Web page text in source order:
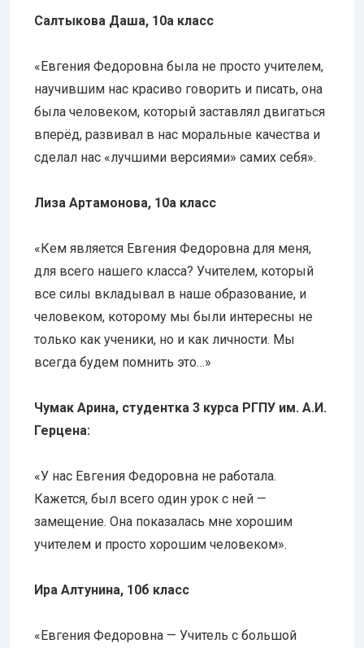
Салтыкова Даша, 10а класс
«Евгения Федоровна была не просто учителем,
научившим нас красиво говорить и писать, она
была человеком, который заставлял двигаться
вперёд, развивал в нас моральные качества и
сделал нас «лучшими версиями» самих себя».
Лиза Артамонова, 10а класс
«Кем является Евгения Федоровна для меня,
для всего нашего класса? Учителем, который
все силы вкладывал в наше образование, и
человеком, которому мы были интересны не
только как ученики, но и как личности. Мы
всегда будем помнить это…»
Чумак Арина, студентка 3 курса РГПУ им. А.И.
Герцена:
«У нас Евгения Федоровна не работала.
Кажется, был всего один урок с ней —
замещение. Она показалась мне хорошим
учителем и просто хорошим человеком».
Ира Алтунина, 10б класс
«Евгения Федоровна — Учитель с большой